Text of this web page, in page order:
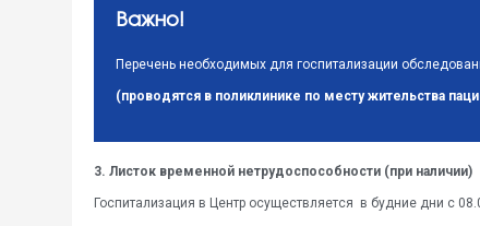
Важно!
Перечень необходимых для госпитализации
(проводятся в поликлинике по месту жительства
3. Листок временной нетрудоспособности (при наличии)
Госпитализация в Центр осуществляется в будние дни с